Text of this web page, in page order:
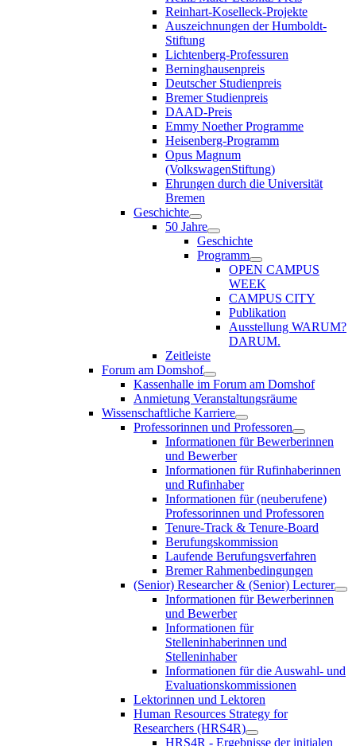
Reinhart-Koselleck-Projekte
Auszeichnungen der Humboldt-
Stiftung
Lichtenberg-Professuren
Berninghausenpreis
Deutscher Studienpreis
Bremer Studienpreis
DAAD-Preis
Emmy Noether Programme
Heisenberg-Programm
Opus Magnum
(VolkswagenStiftung)
Ehrungen durch die Universität
Bremen
Geschichte
50 Jahre
Geschichte
Programm
OPEN CAMPUS
WEEK
CAMPUS CITY
Publikation
Ausstellung WARUM?
DARUM.
Zeitleiste
Forum am Domshof
Kassenhalle im Forum am Domshof
Anmietung Veranstaltungsräume
Wissenschaftliche Karriere
Professorinnen und Professoren
Informationen für Bewerberinnen
und Bewerber
Informationen für Rufinhaberinnen
und Rufinhaber
Informationen für (neuberufene)
Professorinnen und Professoren
Tenure-Track & Tenure-Board
Berufungskommission
Laufende Berufungsverfahren
Bremer Rahmenbedingungen
(Senior) Researcher & (Senior) Lecturer
Informationen für Bewerberinnen
und Bewerber
Informationen für
Stelleninhaberinnen und
Stelleninhaber
Informationen für die Auswahl- und
Evaluationskommissionen
Lektorinnen und Lektoren
Human Resources Strategy for
Researchers (HRS4R)
HRS4R - Ergebnisse der initialen